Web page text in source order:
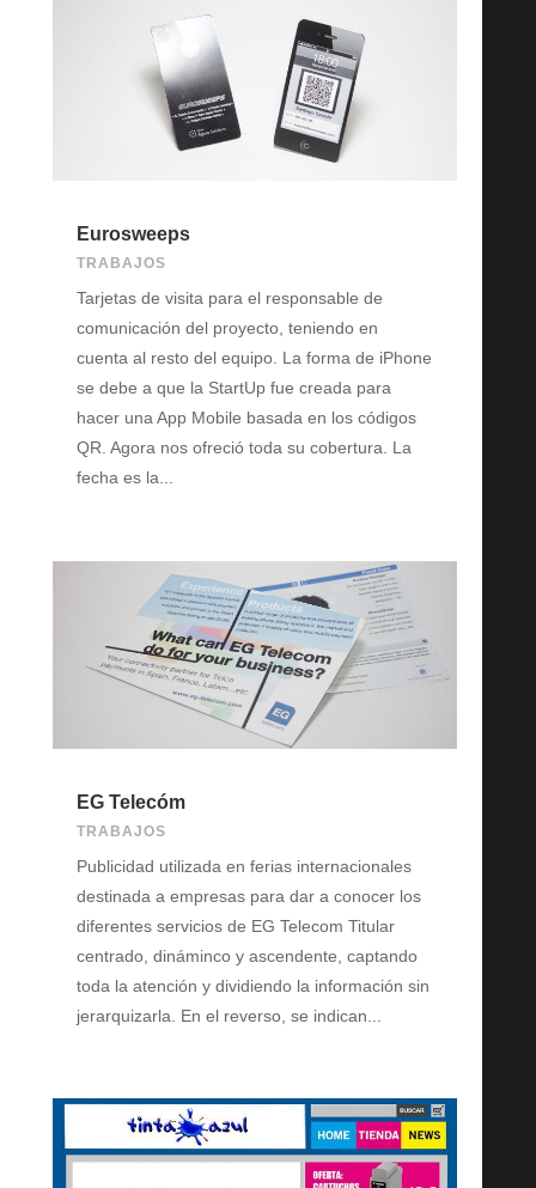
Eurosweeps
TRABAJOS
Tarjetas de visita para el responsable de
comunicación del proyecto, teniendo en
cuenta al resto del equipo. La forma de iPhone
se debe a que la StartUp fue creada para
hacer una App Mobile basada en los códigos
QR. Agora nos ofreció toda su cobertura. La
fecha es la...
EG Telecóm
TRABAJOS
Publicidad utilizada en ferias internacionales
destinada a empresas para dar a conocer los
diferentes servicios de EG Telecom Titular
centrado, dináminco y ascendente, captando
toda la atención y dividiendo la información sin
jerarquizarla. En el reverso, se indican...